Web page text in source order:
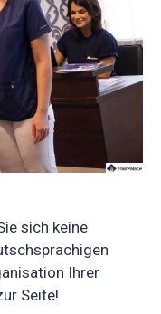
sich keine
Ihrer
Seite!